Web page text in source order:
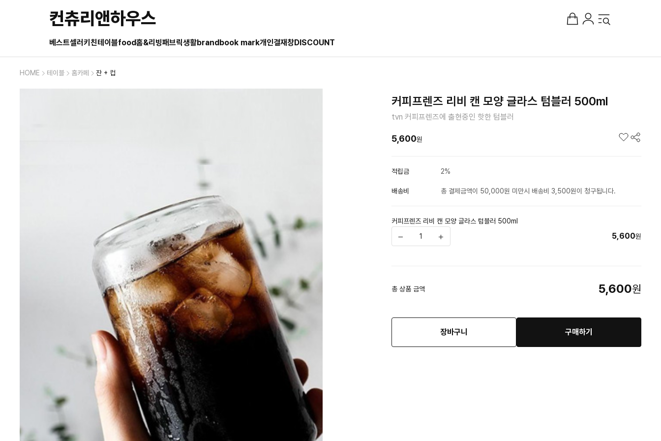
컨츄리앤하우스
베스트셀러 키친테이블food홈&리빙패브릭생활brandbook mark개인결재창DISCOUNT
HOME 테이블 홈카페 잔 + 컵
커피프렌즈 리비 캔 모양 글라스 텀블러 500ml
tvn 커피프렌즈에 출현중인 핫한 텀블러
5,600원
적립금 2%
배송비 총 결제금액이 50,000원 미만시 배송비 3,500원이 청구됩니다.
커피프렌즈 리비 캔 모양 글라스 텀블러 500ml
5,600원
총 상품 금액 5,600원
장바구니 구매하기